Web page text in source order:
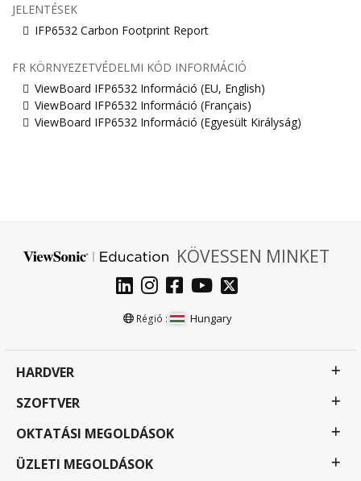
JELENTÉSEK
IFP6532 Carbon Footprint Report
FR KÖRNYEZETVÉDELMI KÓD INFORMÁCIÓ
ViewBoard IFP6532 Információ (EU, English)
ViewBoard IFP6532 Információ (Français)
ViewBoard IFP6532 Információ (Egyesült Királyság)
KÖVESSEN MINKET
Régió : Hungary
HARDVER
SZOFTVER
OKTATÁSI MEGOLDÁSOK
ÜZLETI MEGOLDÁSOK